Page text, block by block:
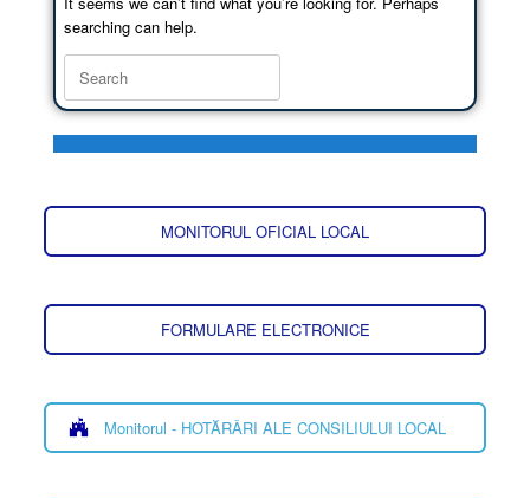
searching can help.
MONITORUL OFICIAL LOCAL
FORMULARE ELECTRONICE
Monitorul - HOTĂRÂRI ALE CONSILIULUI LOCAL